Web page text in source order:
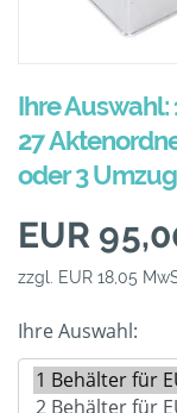
Ihre Auswahl:
27
oder 3
EUR
zzgl. EUR 18,05
Ihre Auswahl: